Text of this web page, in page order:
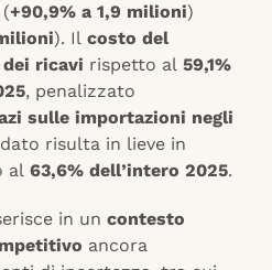
(+90,9% a 1,9 milioni)
). Il costo del
ricavi rispetto al 59,1%
, penalizzato
sulle importazioni negli
risulta in lieve in
al 63,6% dell’intero 2025.
in un contesto
ancora